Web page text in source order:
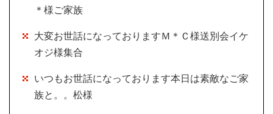
＊様ご家族
大変お世話になっておりますＭ＊Ｃ様送別会イケ
オジ様集合
いつもお世話になっております本日は素敵なご家
族と。。松様